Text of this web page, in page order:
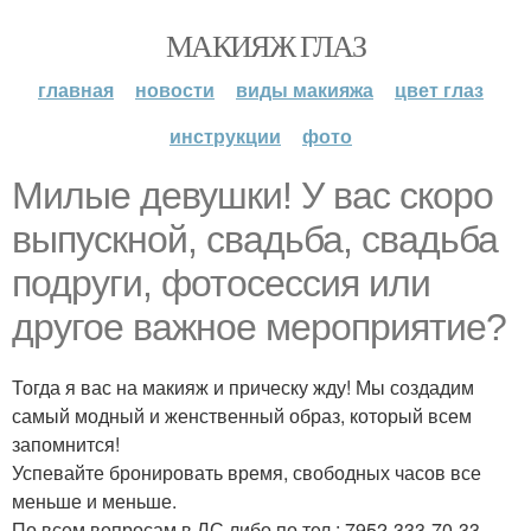
МАКИЯЖ ГЛАЗ
главная новости виды макияжа
цвет глаз
инструкции
фото
Милые девушки! У вас скоро
выпускной, свадьба, свадьба
подруги, фотосессия или
другое важное мероприятие?
Тогда я вас на макияж и прическу жду! Мы создадим
самый модный и женственный образ, который всем
запомнится!
Успевайте бронировать время, свободных часов все
меньше и меньше.